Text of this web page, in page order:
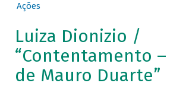
Ações
Luiza Dionizio /
“Contentamento –
de Mauro Duarte”